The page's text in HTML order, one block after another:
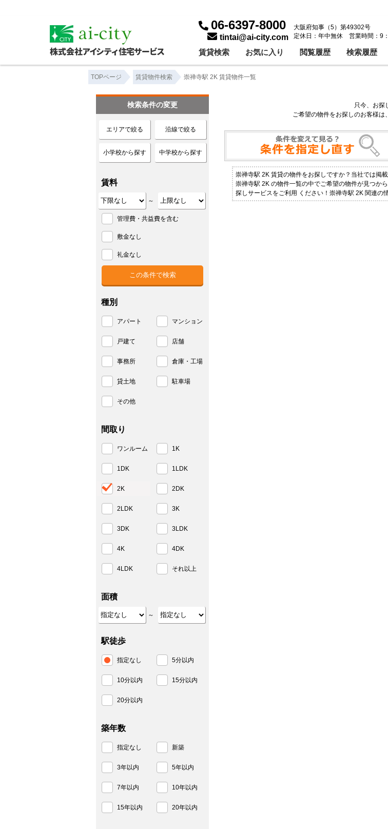
06-6397-8000
tintai@ai-city.com
大阪府知事（5）第49302号
定休日：年中無休 営業時間：9
賃貸検索 お気に入り 閲覧履歴 検索履歴
TOPページ 賃貸物件検索 崇禅寺駅 2K 賃貸物件一覧
只今、お探
ご希望の物件をお探しのお客様は
崇禅寺駅 2K 賃貸の物件をお探しですか？当社では掲
崇禅寺駅 2K の物件一覧の中でご希望の物件が見つか
探しサービスをご利用 ください！崇禅寺駅 2K 関連の
検索条件の変更
エリアで絞る 沿線で絞る
小学校から探す 中学校から探す
賃料
～
管理費・共益費を含む
敷金なし
礼金なし
種別
アパート マンション
戸建て 店舗
事務所 倉庫・工場
貸土地 駐車場
その他
間取り
ワンルーム 1K
1DK 1LDK
2K 2DK
2LDK 3K
3DK 3LDK
4K 4DK
4LDK それ以上
面積
～
駅徒歩
指定なし 5分以内
10分以内 15分以内
20分以内
築年数
指定なし 新築
3年以内 5年以内
7年以内 10年以内
15年以内 20年以内